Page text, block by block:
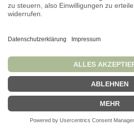
Einwilligung erteilt haben. Sie
Einwilligung jederzeit mit Wirkung für
Werden die oben beschriebenen
Einsatz von Cookies vollzogen, ist
unser berechtigtes Interesse an der
individuellen Eigenverantwortung im
Vermeidung von Missbrauch und
lit. f DSGVO.